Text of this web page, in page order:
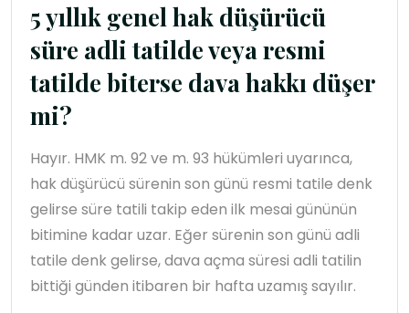
5 yıllık genel hak düşürücü
süre adli tatilde veya resmi
tatilde biterse dava hakkı düşer
mi?
Hayır. HMK m. 92 ve m. 93 hükümleri uyarınca,
hak düşürücü sürenin son günü resmi tatile denk
gelirse süre tatili takip eden ilk mesai gününün
bitimine kadar uzar. Eğer sürenin son günü adli
tatile denk gelirse, dava açma süresi adli tatilin
bittiği günden itibaren bir hafta uzamış sayılır.